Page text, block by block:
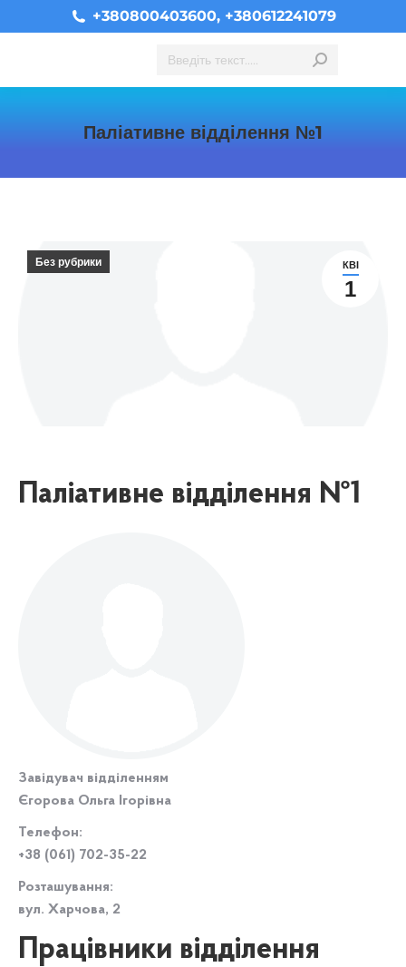
+380800403600, +380612241079
Search:
Паліативне відділення №1
КВІ
1
Без рубрики
Паліативне відділення №1
Завідувач відділенням
Єгорова Ольга Ігорівна
Телефон:
+38 (061) 702-35-22
Розташування:
вул. Харчова, 2
Працівники відділення